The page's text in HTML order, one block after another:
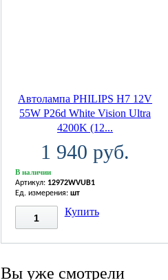
Автолампа PHILIPS H7 12V
55W P26d White Vision Ultra
4200K (12...
1 940 руб.
В наличии
Артикул: 12972WVUB1
Ед. измерения: шт
Купить
Вы уже смотрели